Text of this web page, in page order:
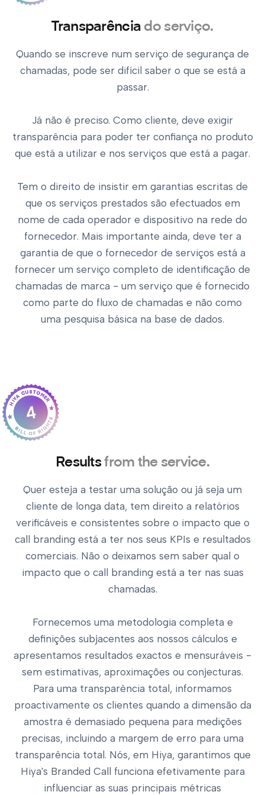
Transparência do serviço.
Quando se inscreve num serviço de segurança de
chamadas, pode ser difícil saber o que se está a
passar.
Já não é preciso. Como cliente, deve exigir
transparência para poder ter confiança no produto
que está a utilizar e nos serviços que está a pagar.
Tem o direito de insistir em garantias escritas de
que os serviços prestados são efectuados em
nome de cada operador e dispositivo na rede do
fornecedor. Mais importante ainda, deve ter a
garantia de que o fornecedor de serviços está a
fornecer um serviço completo de identificação de
chamadas de marca - um serviço que é fornecido
como parte do fluxo de chamadas e não como
uma pesquisa básica na base de dados.
4
Resultsfrom the service.
Quer esteja a testar uma solução ou já seja um
cliente de longa data, tem direito a relatórios
verificáveis e consistentes sobre o impacto que o
call branding está a ter nos seus KPIs e resultados
comerciais. Não o deixamos sem saber qual o
impacto que o call branding está a ter nas suas
chamadas.
Fornecemos uma metodologia completa e
definições subjacentes aos nossos cálculos e
apresentamos resultados exactos e mensuráveis -
sem estimativas, aproximações ou conjecturas.
Para uma transparência total, informamos
proactivamente os clientes quando a dimensão da
amostra é demasiado pequena para medições
precisas, incluindo a margem de erro para uma
transparência total. Nós, em Hiya, garantimos que
Hiya's Branded Call funciona efetivamente para
influenciar as suas principais métricas